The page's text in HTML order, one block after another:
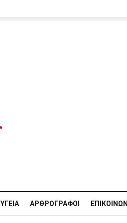
ΥΓΕΊΑ ΑΡΘΡΟΓΡΆΦΟΙ